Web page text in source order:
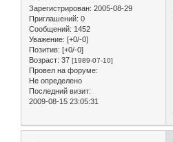
Зарегистрирован: 2005-08-29
Приглашений: 0
Сообщений: 1452
Уважение: [+0/-0]
Позитив: [+0/-0]
Возраст: 37 [1989-07-10]
Провел на форуме:
Не определено
Последний визит:
2009-08-15 23:05:31